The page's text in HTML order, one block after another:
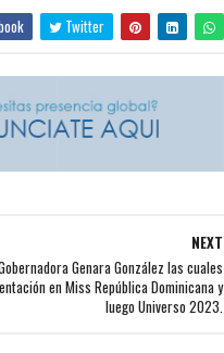
Twitter
NEXT
Genara González las cuales
en Miss República Dominicana y
luego Universo 2023.